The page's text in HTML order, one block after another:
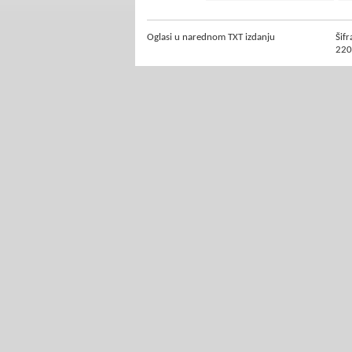
Oglasi u narednom TXT izdanju